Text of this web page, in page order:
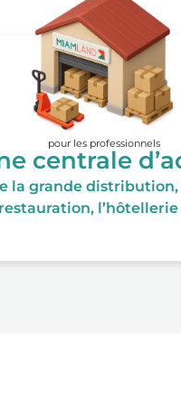
pour les professionnels
centrale
la grande distribution,
restauration, l’hôtellerie